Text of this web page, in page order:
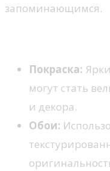
запоминающимся.
Покраска:
могут стать
и декора.
Обои: